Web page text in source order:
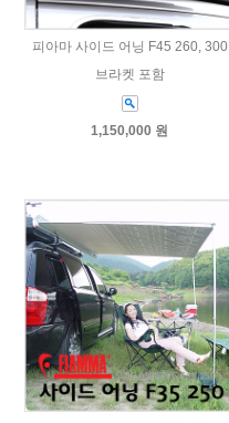
피아마 사이드 어닝 F45 260, 300
브라켓 포함
1,150,000 원